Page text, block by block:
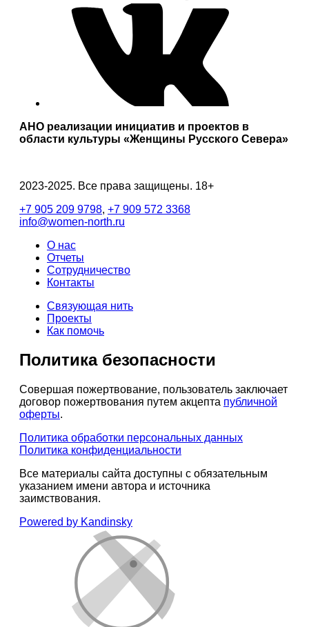
АНО реализации инициатив и проектов в
области культуры «Женщины Русского Севера»
2023-2025. Все права защищены. 18+
+7 905 209 9798, +7 909 572 3368
info@women-north.ru
О нас
Отчеты
Сотрудничество
Контакты
Связующая нить
Проекты
Как помочь
Политика безопасности
Совершая пожертвование, пользователь заключает
договор пожертвования путем акцепта публичной
оферты.
Политика обработки персональных данных
Политика конфиденциальности
Все материалы сайта доступны с обязательным
указанием имени автора и источника
заимствования.
Powered by Kandinsky